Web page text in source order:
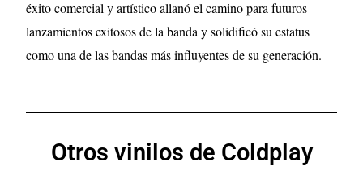
éxito comercial y artístico allanó el camino para futuros
lanzamientos exitosos de la banda y solidificó su estatus
como una de las bandas más influyentes de su generación.
Otros vinilos de Coldplay